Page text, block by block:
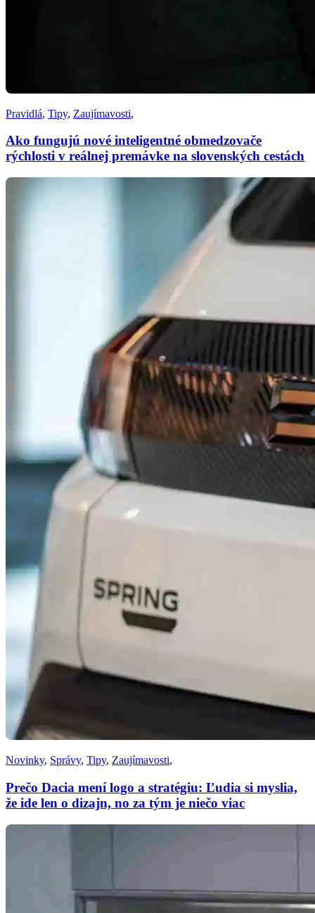
Pravidlá, Tipy, Zaujímavosti,
Ako fungujú nové inteligentné obmedzovače
rýchlosti v reálnej premávke na slovenských cestách
Novinky, Správy, Tipy, Zaujímavosti,
Prečo Dacia mení logo a stratégiu: Ľudia si myslia,
že ide len o dizajn, no za tým je niečo viac